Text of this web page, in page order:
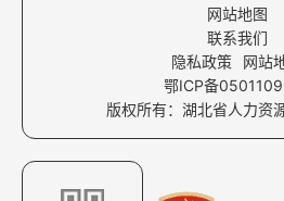
网站地图
联系我们
隐私政策
网站
鄂ICP备
版权所有：湖北省人力资